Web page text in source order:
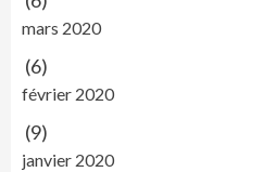
mars 2020
(6)
février 2020
(9)
janvier 2020